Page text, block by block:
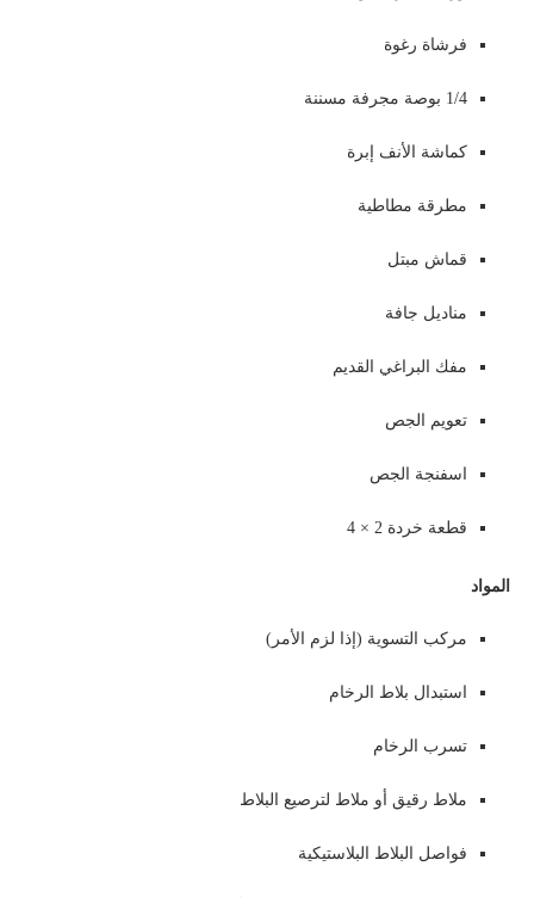
فرشاة رغوة
1/4 بوصة مجرفة مسننة
كماشة الأنف إبرة
مطرقة مطاطية
قماش مبتل
مناديل جافة
مفك البراغي القديم
تعويم الجص
اسفنجة الجص
قطعة خردة 2 × 4
المواد
مركب التسوية (إذا لزم الأمر)
استبدال بلاط الرخام
تسرب الرخام
ملاط رقيق أو ملاط ​​لترصيع البلاط
فواصل البلاط البلاستيكية